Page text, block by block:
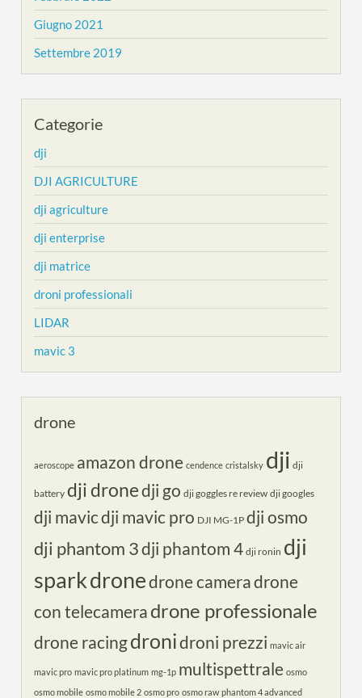
Giugno 2021
Settembre 2019
Categorie
dji
DJI AGRICULTURE
dji agriculture
dji enterprise
dji matrice
droni professionali
LIDAR
mavic 3
drone
aeroscope amazon drone cendence cristalsky dji dji
battery dji dronedji go dji goggles re review dji googles
dji mavicdji mavic pro DJI MG-1P dji osmo
dji phantom 3dji phantom 4 dji ronin dji
sparkdronedrone cameradrone
con telecameradrone professionale
drone racingdronidroni prezzi mavic air
mavic pro mavic pro platinum mg-1p multispettrale osmo
osmo mobile osmo mobile 2 osmo pro osmo raw phantom 4 advanced